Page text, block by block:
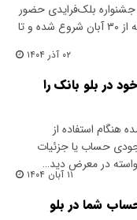
جشنواره بلک‌فرایدی حضور
دارد. در این کمپین که از ۳۰ آبان شروع شده و تا
۰۲ آذر ۱۴۰۴
در بلو بانک را
هنگام استفاده از
حساب یا جزئیات
در معرض دید…
۱۱ آبان ۱۴۰۴
شما در بلو